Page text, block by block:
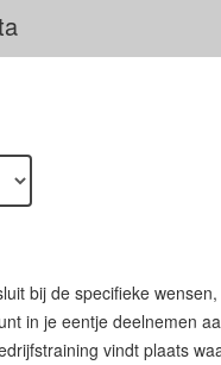
bij de specifieke wensen,
in je eentje deelnemen
vindt plaats